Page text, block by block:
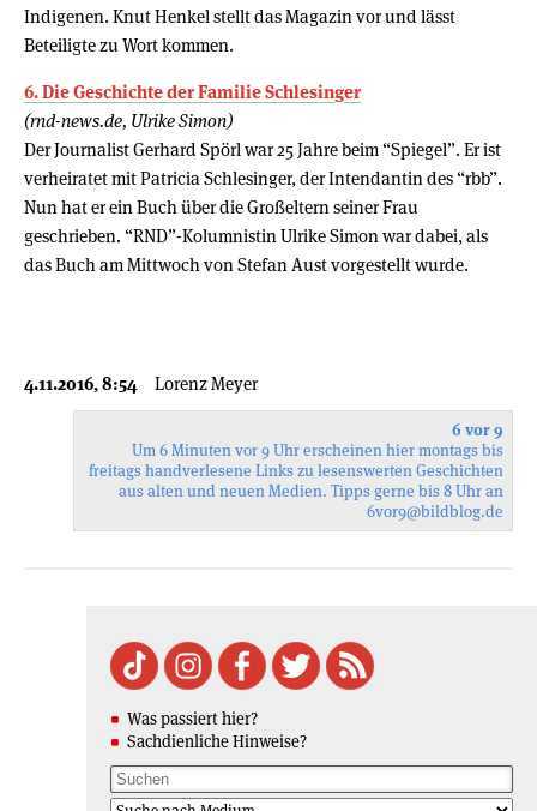
Indigenen. Knut Henkel stellt das Magazin vor und lässt
Beteiligte zu Wort kommen.
6. Die Geschichte der Familie Schlesinger
(rnd-news.de, Ulrike Simon)
Der Journalist Gerhard Spörl war 25 Jahre beim “Spiegel”. Er ist
verheiratet mit Patricia Schlesinger, der Intendantin des “rbb”.
Nun hat er ein Buch über die Großeltern seiner Frau
geschrieben. “RND”-Kolumnistin Ulrike Simon war dabei, als
das Buch am Mittwoch von Stefan Aust vorgestellt wurde.
4.11.2016, 8:54 Lorenz Meyer
6 vor 9
Um 6 Minuten vor 9 Uhr erscheinen hier montags bis
freitags handverlesene Links zu lesenswerten Geschichten
aus alten und neuen Medien. Tipps gerne bis 8 Uhr an
6vor9@bildblog.de
Was passiert hier?
Sachdienliche Hinweise?